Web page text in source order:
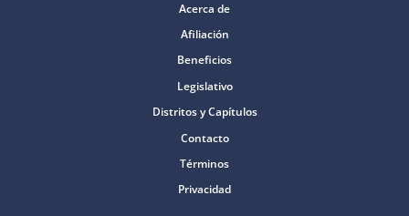
Acerca de
Afiliación
Beneficios
Legislativo
Distritos y Capítulos
Contacto
Términos
Privacidad